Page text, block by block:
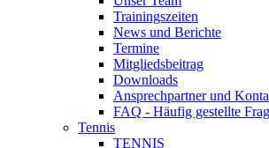
Trainingszeiten
News und Berichte
Termine
Mitgliedsbeitrag
Downloads
Ansprechpartner und
FAQ - Häufig gestellte
Tennis
TENNIS